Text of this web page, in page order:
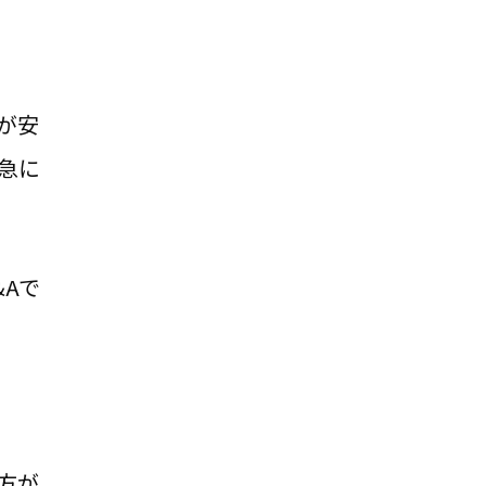
安
に
で